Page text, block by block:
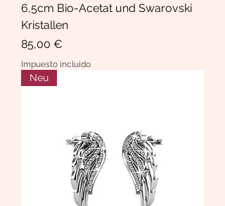
6,5cm Bio-Acetat und Swarovski
Kristallen
Precio
85,00 €
Impuesto incluido
Neu